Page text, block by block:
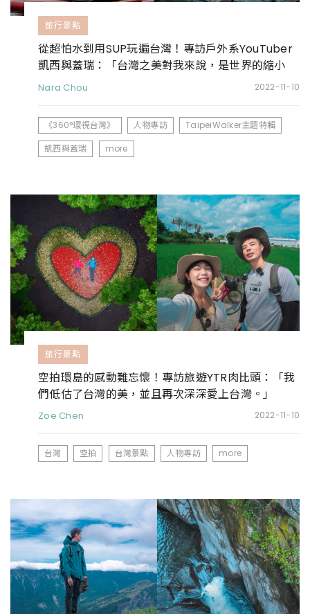
旅行景點
從超怕水到用SUP玩遍台灣！專訪戶外系YouTuber
凱西與蓋瑞：「台灣之美對我來說，是世界的縮小
版。」
Nara Chou 2022-11-10
《360°環視台灣》 人物專訪
TaipeiWalker主題特輯
凱西與蓋瑞
more
旅行景點
空拍環島的感動難忘懷！專訪旅遊YTR肉比頭：「我
們低估了台灣的美，並且再次深深愛上台灣。」
Zoe Chen 2022-11-10
台灣 空拍 台灣景點 人物專訪 more